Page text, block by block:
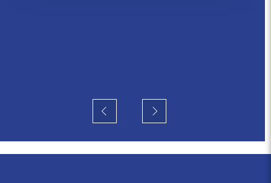
En savoir plus
Slide précédentSlide suivant